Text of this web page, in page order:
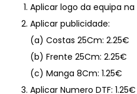
Aplicar logo da equipa
Aplicar publicidade:
(a) Costas 25Cm: 2.25€
(b) Frente 25Cm: 2.25€
(c) Manga 8Cm: 1.25€
Aplicar Numero DTF: